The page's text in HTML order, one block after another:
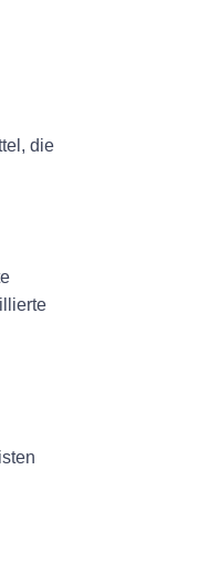
die